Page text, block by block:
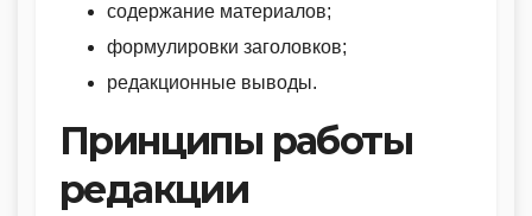
содержание материалов;
формулировки заголовков;
редакционные выводы.
Принципы работы
редакции